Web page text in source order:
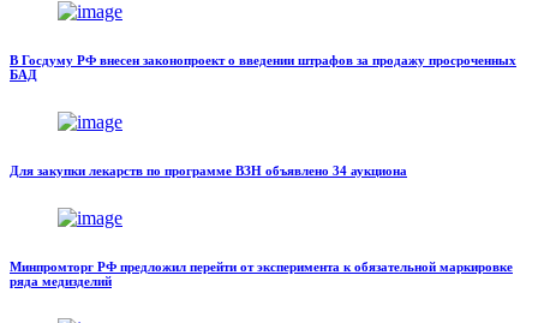
В Госдуму РФ внесен законопроект о введении штрафов за продажу просроченных
БАД
Для закупки лекарств по программе ВЗН объявлено 34 аукциона
Минпромторг РФ предложил перейти от эксперимента к обязательной маркировке
ряда медизделий